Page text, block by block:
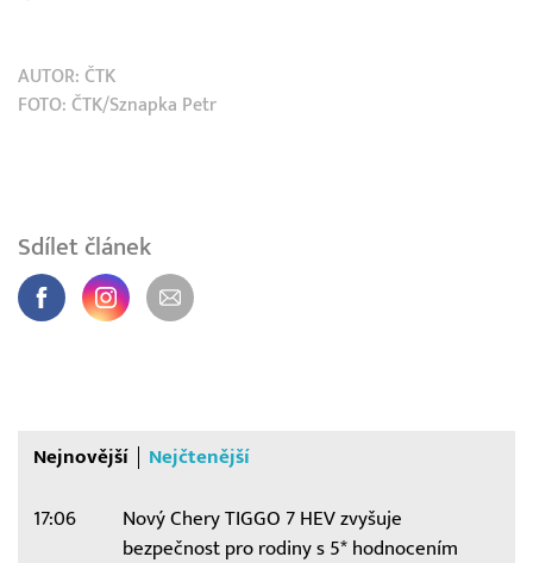
AUTOR: ČTK
FOTO: ČTK/Sznapka Petr
Sdílet článek
Nejnovější Nejčtenější
17:06
Nový Chery TIGGO 7 HEV zvyšuje
bezpečnost pro rodiny s 5* hodnocením